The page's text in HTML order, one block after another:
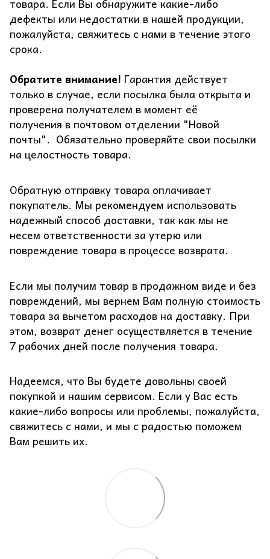
товара. Если Вы обнаружите какие-либо
дефекты или недостатки в нашей продукции,
пожалуйста, свяжитесь с нами в течение этого
срока.
Обратите внимание! Гарантия действует
только в случае, если посылка была открыта и
проверена получателем в момент её
получения в почтовом отделении "Новой
почты". Обязательно проверяйте свои посылки
на целостность товара.
Обратную отправку товара оплачивает
покупатель. Мы рекомендуем использовать
надежный способ доставки, так как мы не
несем ответственности за утерю или
повреждение товара в процессе возврата.
Если мы получим товар в продажном виде и без
повреждений, мы вернем Вам полную стоимость
товара за вычетом расходов на доставку. При
этом, возврат денег осуществляется в течение
7 рабочих дней после получения товара.
Надеемся, что Вы будете довольны своей
покупкой и нашим сервисом. Если у Вас есть
какие-либо вопросы или проблемы, пожалуйста,
свяжитесь с нами, и мы с радостью поможем
Вам решить их.